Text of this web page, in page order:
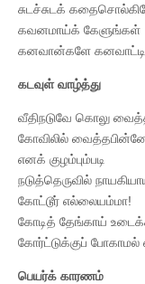
சுடச்சுடக்
கவனமாய்க் கேளுங்கள்
கனவான்களே
கடவுள் வாழ்த்து
வீதிநடுவே கொலு
கோவிலில் வைத்தபின்னே
எனக் குழம்பும்படி
நடுத்தெருவில்
கோட்டூர் எல்லையம்மா!
கோடித் தேங்காய்
கோர்ட்டுக்குப்
பெயர்க் காரணம்